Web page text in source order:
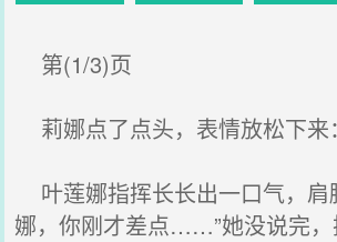
第(1/3)页
莉娜点了点头，表情放松下来
叶莲娜指挥长长出一口气，肩
娜，你刚才差点……”她没说完，